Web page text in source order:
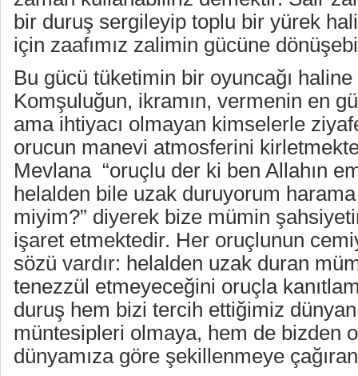
bir duruş sergileyip toplu bir yürek
için zaafımız zalimin gücüne
Bu gücü tüketimin bir oyuncağı
Komşuluğun, ikramın, vermenin en
ama ihtiyacı olmayan kimselerle
orucun manevi atmosferini
Mevlana “oruçlu der ki ben Allahın
helalden bile uzak duruyorum
miyim?” diyerek bize mümin
işaret etmektedir. Her oruçlunun
sözü vardır: helalden uzak duran
tenezzül etmeyeceğini oruçla
duruş hem bizi tercih ettiğimiz
müntesipleri olmaya, hem de bizden
dünyamıza göre şekillenmeye